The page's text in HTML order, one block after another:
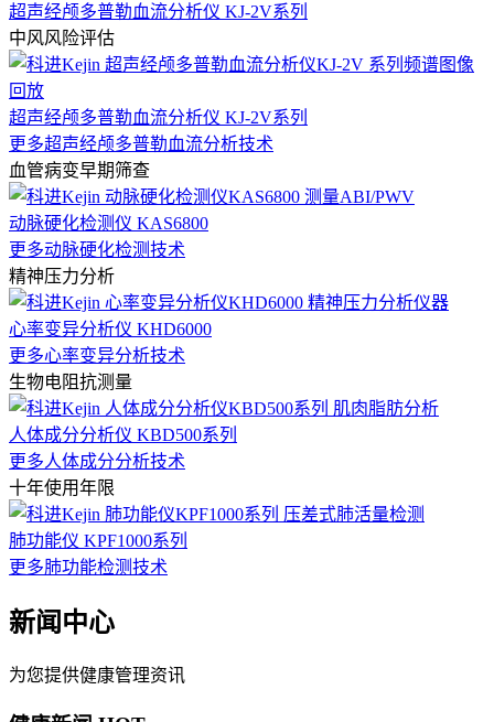
超声经颅多普勒血流分析仪 KJ-2V系列
中风风险评估
超声经颅多普勒血流分析仪 KJ-2V系列
更多超声经颅多普勒血流分析技术
血管病变早期筛查
动脉硬化检测仪 KAS6800
更多动脉硬化检测技术
精神压力分析
心率变异分析仪 KHD6000
更多心率变异分析技术
生物电阻抗测量
人体成分分析仪 KBD500系列
更多人体成分分析技术
十年使用年限
肺功能仪 KPF1000系列
更多肺功能检测技术
新闻中心
为您提供健康管理资讯